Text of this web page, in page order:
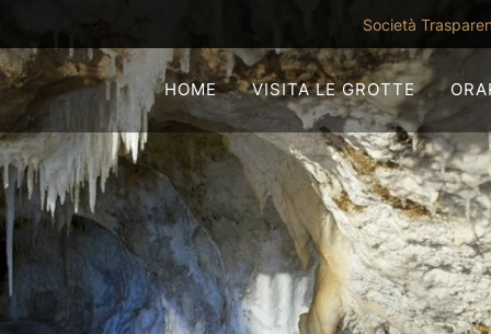
Società
HOME VISITA LE GROTTE